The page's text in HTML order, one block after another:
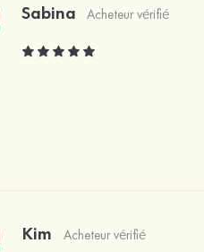
Sabina Acheteur vérifié
Kim Acheteur vérifié